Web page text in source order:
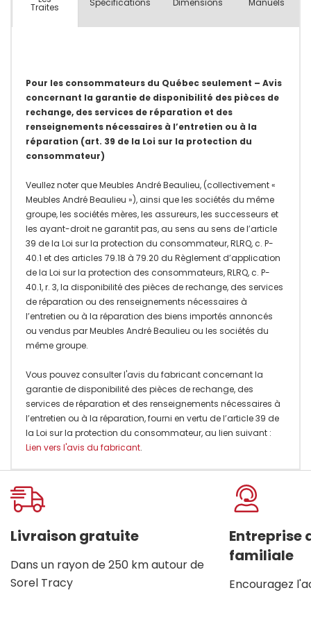
Traites Spécifications Dimensions Manuels
Pour les consommateurs du Québec seulement – Avis
concernant la garantie de disponibilité des pièces de
rechange, des services de réparation et des
renseignements nécessaires à l’entretien ou à la
réparation (art. 39 de la Loi sur la protection du
consommateur)
Veullez noter que Meubles André Beaulieu, (collectivement «
Meubles André Beaulieu »), ainsi que les sociétés du même
groupe, les sociétés mères, les assureurs, les successeurs et
les ayant-droit ne garantit pas, au sens au sens de l’article
39 de la Loi sur la protection du consommateur, RLRQ, c. P-
40.1 et des articles 79.18 à 79.20 du Règlement d’application
de la Loi sur la protection des consommateurs, RLRQ, c. P-
40.1, r. 3, la disponibilité des pièces de rechange, des services
de réparation ou des renseignements nécessaires à
l’entretien ou à la réparation des biens importés annoncés
ou vendus par Meubles André Beaulieu ou les sociétés du
même groupe.
Vous pouvez consulter l'avis du fabricant concernant la
garantie de disponibilité des pièces de rechange, des
services de réparation et des renseignements nécessaires à
l’entretien ou à la réparation, fourni en vertu de l’article 39 de
la Loi sur la protection du consommateur, au lien suivant :
Lien vers l'avis du fabricant.
Onglet
personnalisé
Livraison gratuite
Dans un rayon de 250 km autour de
Sorel Tracy
Entreprise
familiale
Encouragez